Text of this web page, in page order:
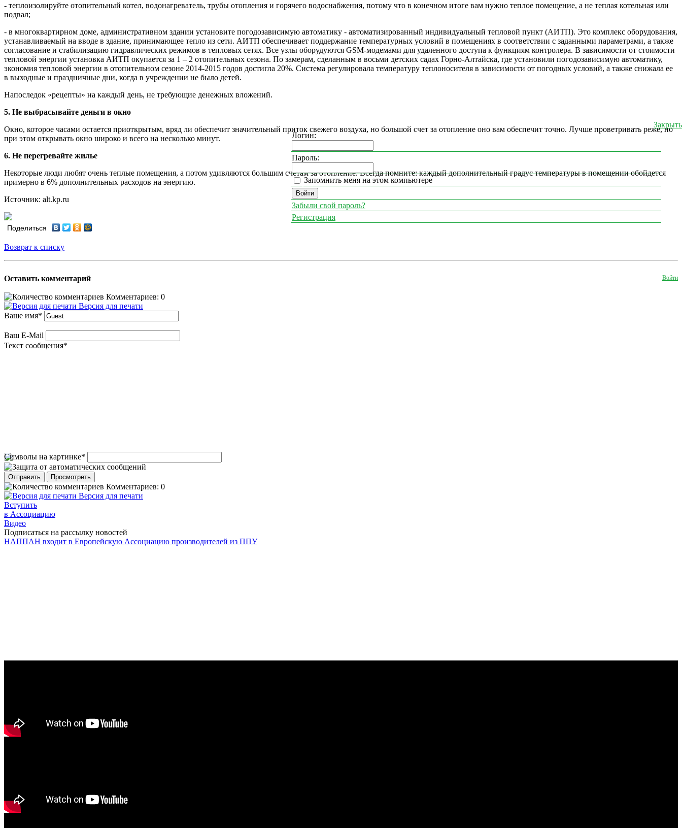
- теплоизолируйте отопительный котел, водонагреватель, трубы отопления и горячего водоснабжения, потому что в конечном итоге вам нужно теплое помещение, а не теплая котельная или
подвал;
- в многоквартирном доме, административном здании установите погодозависимую автоматику - автоматизированный индивидуальный тепловой пункт (АИТП). Это комплекс оборудования,
устанавливаемый на вводе в здание, принимающее тепло из сети. АИТП обеспечивает поддержание температурных условий в помещениях в соответствии с заданными параметрами, а также
согласование и стабилизацию гидравлических режимов в тепловых сетях. Все узлы оборудуются GSM-модемами для удаленного доступа к функциям контролера. В зависимости от стоимости
тепловой энергии установка АИТП окупается за 1 – 2 отопительных сезона. По замерам, сделанным в восьми детских садах Горно-Алтайска, где установили погодозависимую автоматику,
экономия тепловой энергии в отопительном сезоне 2014-2015 годов достигла 20%. Система регулировала температуру теплоносителя в зависимости от погодных условий, а также снижала ее
в выходные и праздничные дни, когда в учреждении не было детей.
Напоследок «рецепты» на каждый день, не требующие денежных вложений.
5. Не выбрасывайте деньги в окно
Окно, которое часами остается приоткрытым, вряд ли обеспечит значительный приток свежего воздуха, но большой счет за отопление оно вам обеспечит точно. Лучше проветривать реже, но
при этом открывать окно широко и всего на несколько минут.
6. Не перегревайте жилье
Некоторые люди любят очень теплые помещения, а потом удивляются большим счетам за отопление. Всегда помните: каждый дополнительный градус температуры в помещении обойдется
примерно в 6% дополнительных расходов на энергию.
Источник: alt.kp.ru
Поделиться
Возврат к списку
Оставить комментарий Войти
Комментариев: 0
Версия для печати
Ваше имя*
Ваш E-Mail
Текст сообщения*
Символы на картинке*
Комментариев: 0
Версия для печати
Закрыть
Логин:
Пароль:
Запомнить меня на этом компьютере
Забыли свой пароль?
Регистрация
Вступить
в Ассоциацию
Видео
Подписаться на рассылку новостей
НАППАН входит в Европейскую Ассоциацию производителей из ППУ